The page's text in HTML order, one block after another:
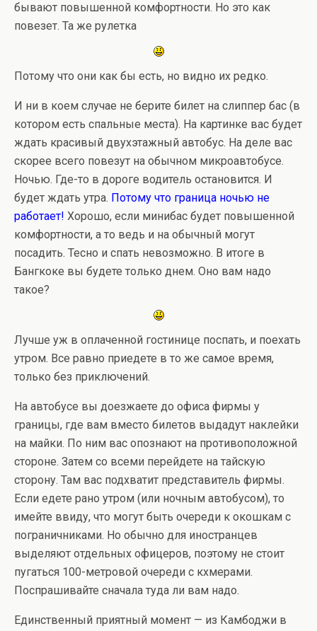
бывают повышенной комфортности. Но это как
повезет. Та же рулетка
Потому что они как бы есть, но видно их редко.
И ни в коем случае не берите билет на слиппер бас (в
котором есть спальные места). На картинке вас будет
ждать красивый двухэтажный автобус. На деле вас
скорее всего повезут на обычном микроавтобусе.
Ночью. Где-то в дороге водитель остановится. И
будет ждать утра. Потому что граница ночью не
работает! Хорошо, если минибас будет повышенной
комфортности, а то ведь и на обычный могут
посадить. Тесно и спать невозможно. В итоге в
Бангкоке вы будете только днем. Оно вам надо
такое?
Лучше уж в оплаченной гостинице поспать, и поехать
утром. Все равно приедете в то же самое время,
только без приключений.
На автобусе вы доезжаете до офиса фирмы у
границы, где вам вместо билетов выдадут наклейки
на майки. По ним вас опознают на противоположной
стороне. Затем со всеми перейдете на тайскую
сторону. Там вас подхватит представитель фирмы.
Если едете рано утром (или ночным автобусом), то
имейте ввиду, что могут быть очереди к окошкам с
пограничниками. Но обычно для иностранцев
выделяют отдельных офицеров, поэтому не стоит
пугаться 100-метровой очереди с кхмерами.
Поспрашивайте сначала туда ли вам надо.
Единственный приятный момент — из Камбоджи в